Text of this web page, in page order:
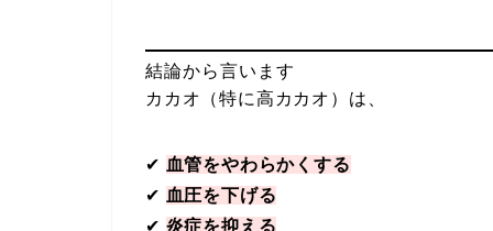
結論から言います
カカオ（特に高カカオ）は、
✔ 血管をやわらかくする
✔ 血圧を下げる
✔ 炎症を抑える